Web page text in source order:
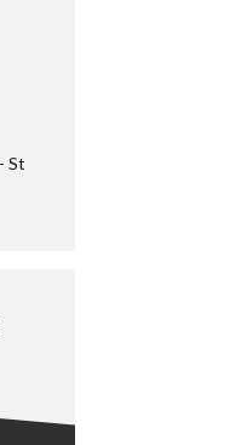
St